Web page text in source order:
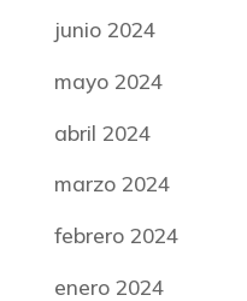
junio 2024
mayo 2024
abril 2024
marzo 2024
febrero 2024
enero 2024